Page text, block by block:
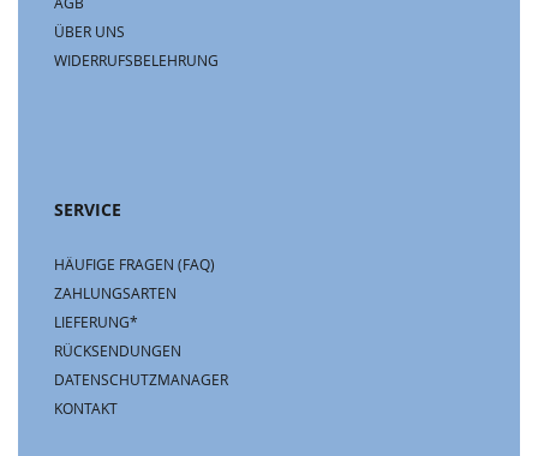
ÜBER UNS
WIDERRUFSBELEHRUNG
SERVICE
HÄUFIGE FRAGEN (FAQ)
ZAHLUNGSARTEN
LIEFERUNG*
RÜCKSENDUNGEN
DATENSCHUTZMANAGER
KONTAKT